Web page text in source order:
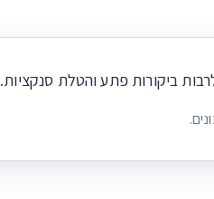
ביקורות פתע והטלת סנקציות.